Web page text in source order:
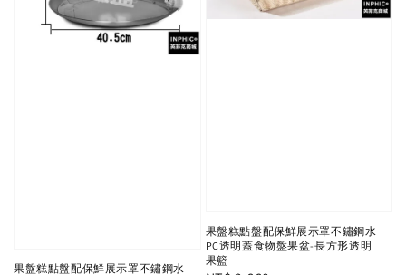
果盤糕點盤配保鮮展示罩不鏽鋼水
果盤糕點盤配保鮮展示罩不鏽鋼水
PC透明蓋食物盤果盆-長方形透明
果籃